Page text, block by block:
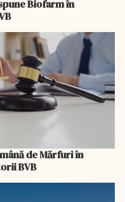
Biofarm în
de Mărfuri în
BVB